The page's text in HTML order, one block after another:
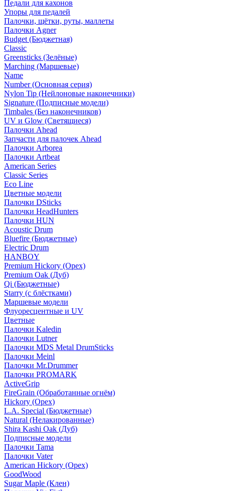
Педали для кахонов
Упоры для педалей
Палочки, щётки, руты, маллеты
Палочки Agner
Budget (Бюджетная)
Classic
Greensticks (Зелёные)
Marching (Маршевые)
Name
Number (Основная серия)
Nylon Tip (Нейлоновые наконечники)
Signature (Подписные модели)
Timbales (Без наконечников)
UV и Glow (Светящиеся)
Палочки Ahead
Запчасти для палочек Ahead
Палочки Arborea
Палочки Artbeat
American Series
Classic Series
Eco Line
Цветные модели
Палочки DSticks
Палочки HeadHunters
Палочки HUN
Acoustic Drum
Bluefire (Бюджетные)
Electric Drum
HANBOY
Premium Hickory (Орех)
Premium Oak (Дуб)
Qi (Бюджетные)
Starry (с блёстками)
Маршевые модели
Флуоресцентные и UV
Цветные
Палочки Kaledin
Палочки Lutner
Палочки MDS Metal DrumSticks
Палочки Meinl
Палочки Mr.Drummer
Палочки PROMARK
ActiveGrip
FireGrain (Обработанные огнём)
Hickory (Орех)
L.A. Special (Бюджетные)
Natural (Нелакированные)
Shira Kashi Oak (Дуб)
Подписные модели
Палочки Tama
Палочки Vater
American Hickory (Орех)
GoodWood
Sugar Maple (Клен)